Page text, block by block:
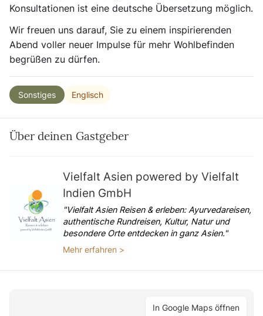
Konsultationen ist eine deutsche Übersetzung möglich.
Wir freuen uns darauf, Sie zu einem inspirierenden
Abend voller neuer Impulse für mehr Wohlbefinden
begrüßen zu dürfen.
Sonstiges Englisch
Über deinen Gastgeber
Vielfalt Asien powered by Vielfalt
Indien GmbH
"Vielfalt Asien Reisen & erleben: Ayurvedareisen,
authentische Rundreisen, Kultur, Natur und
besondere Orte entdecken in ganz Asien."
Mehr erfahren >
In Google Maps öffnen